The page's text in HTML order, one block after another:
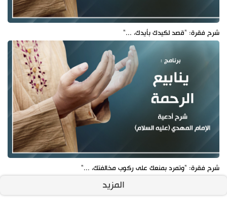
شرح فقرة: "قصد لكيدك بأيدك، ..."
شرح فقرة: "وتمرد بمنعك على ركوب مخالفتك، ..."
المزيد